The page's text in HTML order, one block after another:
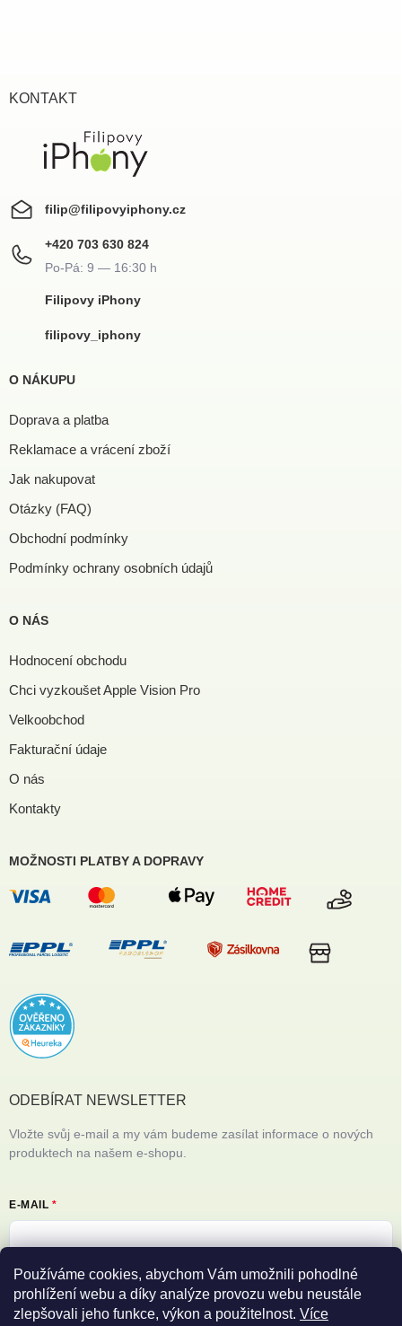
Používáme cookies, abychom Vám umožnili pohodlné
prohlížení webu a díky analýze provozu webu neustále
zlepšovali jeho funkce, výkon a použitelnost. Více
KONTAKT
filip@filipovyiphony.cz
+420 703 630 824
Filipovy iPhony
filipovy_iphony
O NÁKUPU
Doprava a platba
Reklamace a vrácení zboží
Jak nakupovat
Otázky (FAQ)
Obchodní podmínky
Podmínky ochrany osobních údajů
O NÁS
Hodnocení obchodu
Chci vyzkoušet Apple Vision Pro
Velkoobchod
Fakturační údaje
O nás
Kontakty
MOŽNOSTI PLATBY A DOPRAVY
ODEBÍRAT NEWSLETTER
Vložte svůj e-mail a my vám budeme zasílat informace o nových
produktech na našem e-shopu.
E-MAIL
Vložením e-mailu souhlasíte spodmínkami ochrany osobních údajů